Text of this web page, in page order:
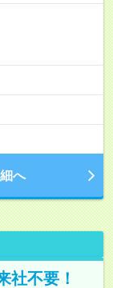
へ
社不要！